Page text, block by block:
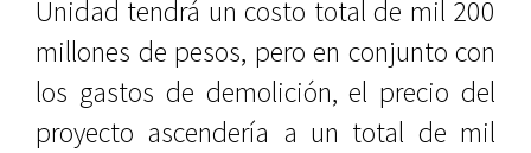
Unidad tendrá un costo total de mil 200
millones de pesos, pero en conjunto con
los gastos de demolición, el precio del
proyecto ascendería a un total de mil